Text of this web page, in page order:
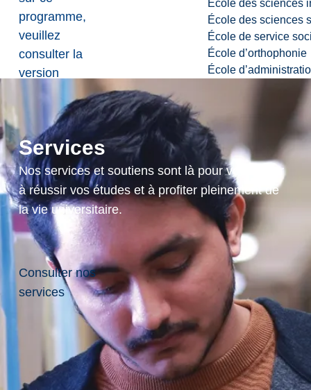
École des sciences
École des sciences
École de service
École d’orthophonie
École
Services
Nos services et soutiens sont là pour vous aider
à réussir vos études et à profiter pleinement de
la vie universitaire.
Consulter nos
services
programme,
veuillez
consulter la
version
cette page.